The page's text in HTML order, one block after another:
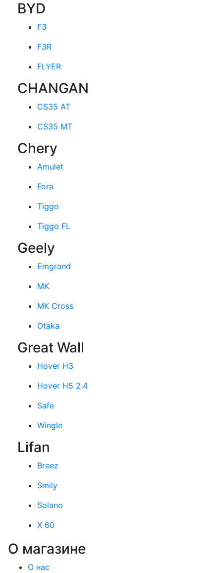
BYD
F3
F3R
FLYER
CHANGAN
CS35 AT
CS35 MT
Chery
Amulet
Fora
Tiggo
Tiggo FL
Geely
Emgrand
MK
MK Cross
Otaka
Great Wall
Hover H3
Hover H5 2.4
Safe
Wingle
Lifan
Breez
Smily
Solano
X 60
О магазине
О нас